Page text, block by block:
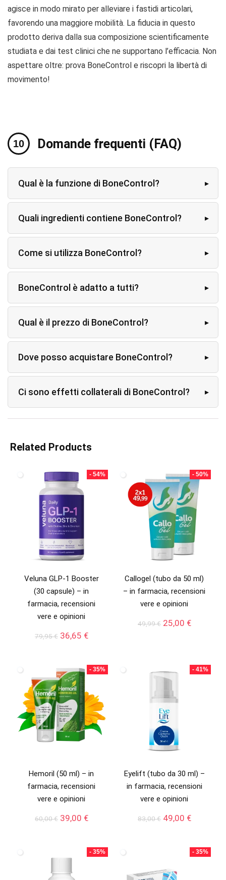
agisce in modo mirato per alleviare i fastidi articolari,
favorendo una maggiore mobilità. La fiducia in questo
prodotto deriva dalla sua composizione scientificamente
studiata e dai test clinici che ne supportano l’efficacia. Non
aspettare oltre: prova BoneControl e riscopri la libertà di
movimento!
Domande frequenti (FAQ)
Qual è la funzione di BoneControl?
Quali ingredienti contiene BoneControl?
Come si utilizza BoneControl?
BoneControl è adatto a tutti?
Qual è il prezzo di BoneControl?
Dove posso acquistare BoneControl?
Ci sono effetti collaterali di BoneControl?
Related Products
- 54%
Veluna GLP-1 Booster
(30 capsule) – in
farmacia, recensioni
vere e opinioni
79,95€ Il
79,95 €.
36,65 €Il
è:
36,65 €.
- 50%
Callogel (tubo da 50 ml)
– in farmacia, recensioni
vere e opinioni
49,99€ Il
49,99 €.
25,00 €Il
25,00 €.
- 35%
Hemoril (50 ml) – in
farmacia, recensioni
vere e opinioni
60,00€ Il
60,00 €.
39,00 €Il
è:
39,00 €.
- 41%
Eyelift (tubo da 30 ml) –
in farmacia, recensioni
vere e opinioni
83,00€ Il
83,00 €.
49,00 €Il
è:
49,00 €.
- 35% - 35%